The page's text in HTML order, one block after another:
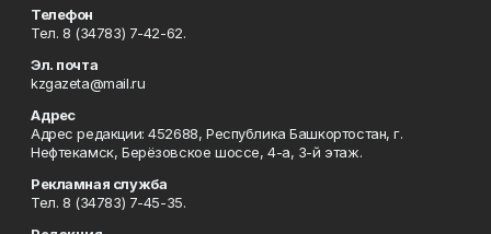
Телефон
Тел. 8 (34783) 7-42-62.
Эл. почта
kzgazeta@mail.ru
Адрес
Адрес редакции: 452688, Республика Башкортостан, г.
Нефтекамск, Берёзовское шоссе, 4-а, 3-й этаж.
Рекламная служба
Тел. 8 (34783) 7-45-35.